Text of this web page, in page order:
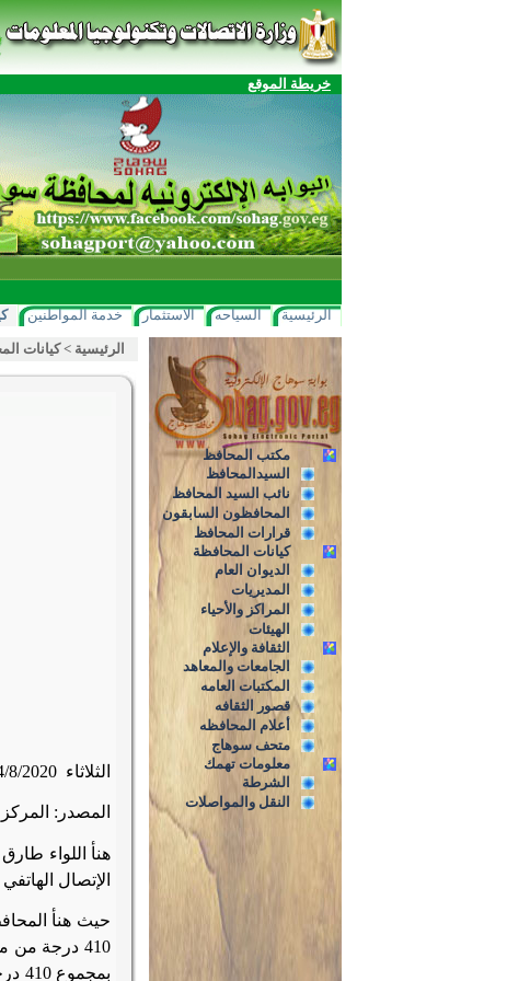
خريطة الموقع
الرئيسية السياحه الاستثمار خدمة المواطنين
مكتب المحافظ
السيدالمحافظ
نائب السيد المحافظ
المحافظون السابقون
قرارات المحافظ
كيانات المحافظة
الديوان العام
المديريات
المراكز والأحياء
الهيئات
الثقافة والإعلام
الجامعات والمعاهد
المكتبات العامه
قصور الثقافه
أعلام المحافظه
متحف سوهاج
معلومات تهمك
الشرطة
النقل والمواصلات
الرئيسية >كيانات
الثلاثاء 8/2020
المصدر:
هنأ اللواء
الإتصال
حيث هنأ
410 درجة